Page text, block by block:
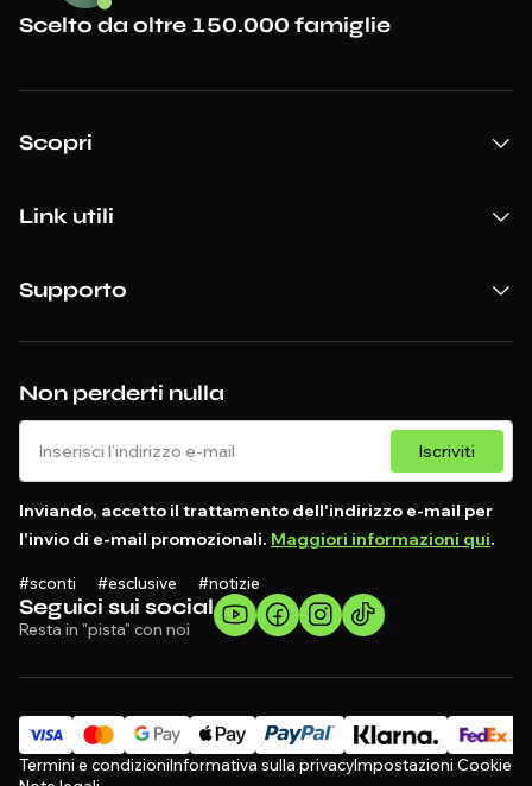
Seguici sui social
Resta in "pista" con noi
Non perderti nulla
Iscriviti
Inviando, accetto il trattamento dell'indirizzo e-mail per
l'invio di e-mail promozionali. Maggiori informazioni qui.
#sconti #esclusive #notizie
Scelto da oltre 150.000 famiglie
Scopri
Link utili
Supporto
Termini e condizioniInformativa sulla privacyImpostazioni Cookie